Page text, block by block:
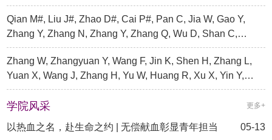
drug, alleviates non-alcoholic fatty liver disease by
modulating gut microbiota. Br J Pharmacol 2021. DOI:
https://doi.org/10.1111/bph.15768
Qian M#, Liu J#, Zhao D#, Cai P#, Pan C, Jia W, Gao Y,
Zhang Y, Zhang N, Zhang Y, Zhang Q, Wu D, Shan C,
Zhang M, Schnabl B, Yang S*, Shen X*, Wang L*. Aryl
hydrocarbon receptor deficiency in intestinal epithelial cells
aggravates alcohol-related liver disease. Cellular and
Molecular Gastroenterology and Hepatology 2021. DOI:
https://doi.org/10.1016/j.jcmgh.2021.08.014
Zhang W, Zhangyuan Y, Wang F, Jin K, Shen H, Zhang L,
Yuan X, Wang J, Zhang H, Yu W, Huang R, Xu X, Yin Y,
Zhong G, Lin A*, Sun B*. The zinc finger protein Miz1
suppresses liver tumorigenesis by restricting hepatocyte-
2021. DOI: https://doi.org/10.1016/j.immuni.2021.04.27
学院风采 更多+
05-13
以热血之名，赴生命之约 | 无偿献血彰显青年担当
《Weixing